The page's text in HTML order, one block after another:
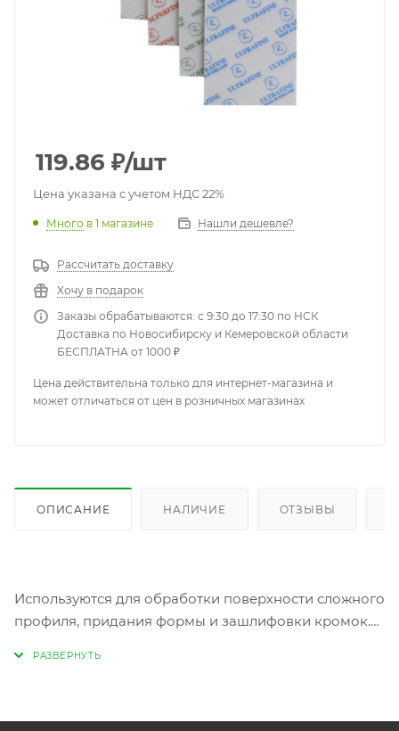
119.86 ₽/шт
Цена указана с учетом НДС 22%
Много в 1 магазине Нашли дешевле?
Рассчитать доставку
Хочу в подарок
Заказы обрабатываются: с 9:30 до 17:30 по НСК
Доставка по Новосибирску и Кемеровской области
БЕСПЛАТНА от 1000 ₽
Цена действительна только для интернет-магазина и
может отличаться от цен в розничных магазинах
ОПИСАНИЕ НАЛИЧИЕ ОТЗЫВЫ
Используются для обработки поверхности сложного
профиля, придания формы и зашлифовки кромок.